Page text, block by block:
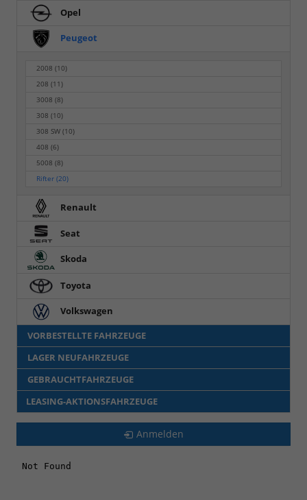
Opel
Peugeot
2008(10)
208(11)
3008(8)
308(10)
308 SW(10)
408(6)
5008(8)
Rifter(20)
Renault
Seat
Skoda
Toyota
Volkswagen
VORBESTELLTE FAHRZEUGE
LAGER NEUFAHRZEUGE
GEBRAUCHTFAHRZEUGE
LEASING-AKTIONSFAHRZEUGE
Anmelden